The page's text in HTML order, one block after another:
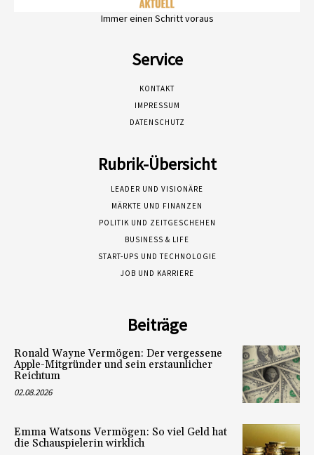
Immer einen Schritt voraus
Service
KONTAKT
IMPRESSUM
DATENSCHUTZ
Rubrik-Übersicht
LEADER UND VISIONÄRE
MÄRKTE UND FINANZEN
POLITIK UND ZEITGESCHEHEN
BUSINESS & LIFE
START-UPS UND TECHNOLOGIE
JOB UND KARRIERE
Beiträge
Ronald Wayne Vermögen: Der vergessene
Apple-Mitgründer und sein erstaunlicher
Reichtum
02.08.2026
Emma Watsons Vermögen: So viel Geld hat
die Schauspielerin wirklich